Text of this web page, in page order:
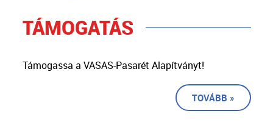
TÁMOGATÁS
Támogassa a VASAS-Pasarét Alapítványt!
TOVÁBB »